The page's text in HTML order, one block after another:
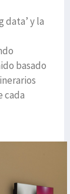
data’ y la
basado
cada